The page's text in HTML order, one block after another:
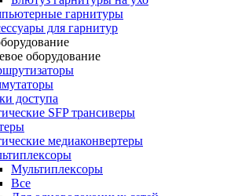
гарнитуры
для гарнитур
оборудование
доступа
SFP трансиверы
медиаконвертеры
Мультиплексоры
Все